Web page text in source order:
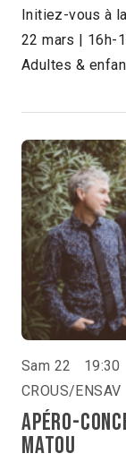
Initiez-vous à
22 mars | 16h-
Adultes &
Sam 22 19:30
CROUS/ENSAV
Apéro-
Matou